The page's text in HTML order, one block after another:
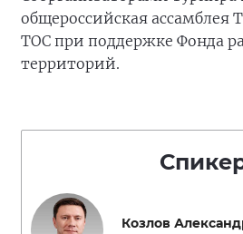
общероссийская ассамблея
ТОС при поддержке Фонда
территорий.
Козлов